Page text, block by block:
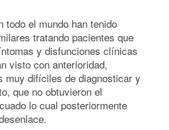
todo el mundo han tenido
tratando pacientes que
y disfunciones clínicas
visto con anterioridad,
muy difíciles de diagnosticar y
que no obtuvieron el
lo cual posteriormente